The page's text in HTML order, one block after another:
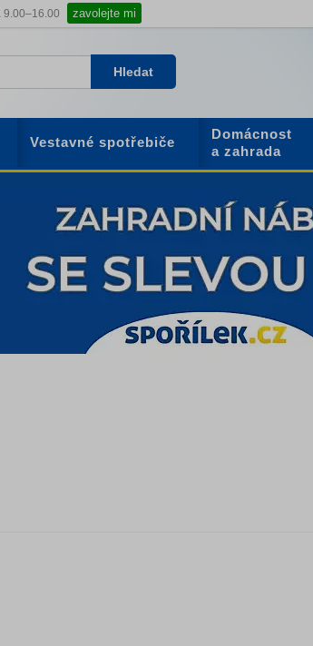
9.00–16.00 zavolejte mi
Hledat
Vestavné spotřebiče
Domácnost
a zahrada